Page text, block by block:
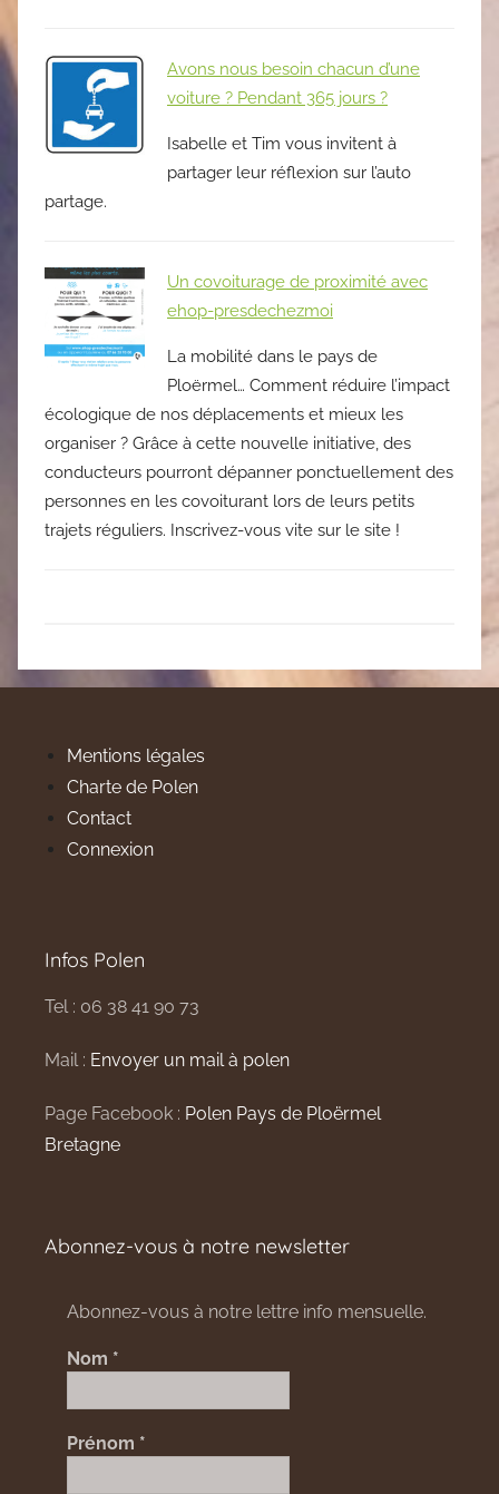
Avons nous besoin chacun d’une
voiture ? Pendant 365 jours ?
Isabelle et Tim vous invitent à
partager leur réflexion sur l’auto
partage.
Un covoiturage de proximité avec
ehop-presdechezmoi
La mobilité dans le pays de
Ploërmel… Comment réduire l’impact
écologique de nos déplacements et mieux les
organiser ? Grâce à cette nouvelle initiative, des
conducteurs pourront dépanner ponctuellement des
personnes en les covoiturant lors de leurs petits
trajets réguliers. Inscrivez-vous vite sur le site !
Mentions légales
Charte de Polen
Contact
Connexion
Infos Polen
Tel : 06 38 41 90 73
Mail : Envoyer un mail à polen
Page Facebook : Polen Pays de Ploërmel
Bretagne
Abonnez-vous à notre newsletter
Abonnez-vous à notre lettre info mensuelle.
Nom *
Prénom *